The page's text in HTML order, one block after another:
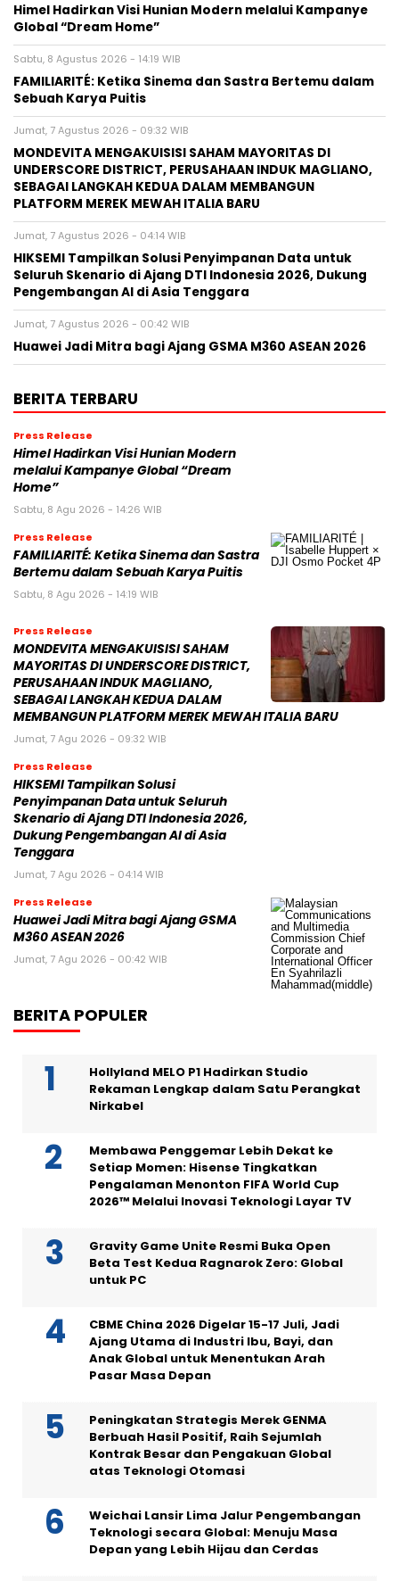
Himel Hadirkan Visi Hunian Modern melalui Kampanye
Global “Dream Home”
Sabtu, 8 Agustus 2026 - 14:19 WIB
FAMILIARITÉ: Ketika Sinema dan Sastra Bertemu dalam
Sebuah Karya Puitis
Jumat, 7 Agustus 2026 - 09:32 WIB
MONDEVITA MENGAKUISISI SAHAM MAYORITAS DI
UNDERSCORE DISTRICT, PERUSAHAAN INDUK MAGLIANO,
SEBAGAI LANGKAH KEDUA DALAM MEMBANGUN
PLATFORM MEREK MEWAH ITALIA BARU
Jumat, 7 Agustus 2026 - 04:14 WIB
HIKSEMI Tampilkan Solusi Penyimpanan Data untuk
Seluruh Skenario di Ajang DTI Indonesia 2026, Dukung
Pengembangan AI di Asia Tenggara
Jumat, 7 Agustus 2026 - 00:42 WIB
Huawei Jadi Mitra bagi Ajang GSMA M360 ASEAN 2026
BERITA TERBARU
Press Release
Himel Hadirkan Visi Hunian Modern
melalui Kampanye Global “Dream
Home”
Sabtu, 8 Agu 2026 - 14:26 WIB
Press Release
FAMILIARITÉ: Ketika Sinema dan Sastra
Bertemu dalam Sebuah Karya Puitis
Sabtu, 8 Agu 2026 - 14:19 WIB
Press Release
MONDEVITA MENGAKUISISI SAHAM
MAYORITAS DI UNDERSCORE DISTRICT,
PERUSAHAAN INDUK MAGLIANO,
SEBAGAI LANGKAH KEDUA DALAM
MEMBANGUN PLATFORM MEREK MEWAH ITALIA BARU
Jumat, 7 Agu 2026 - 09:32 WIB
Press Release
HIKSEMI Tampilkan Solusi
Penyimpanan Data untuk Seluruh
Skenario di Ajang DTI Indonesia 2026,
Dukung Pengembangan AI di Asia
Tenggara
Jumat, 7 Agu 2026 - 04:14 WIB
Press Release
Huawei Jadi Mitra bagi Ajang GSMA
M360 ASEAN 2026
Jumat, 7 Agu 2026 - 00:42 WIB
BERITA POPULER
Hollyland MELO P1 Hadirkan Studio
Rekaman Lengkap dalam Satu Perangkat
Nirkabel
Membawa Penggemar Lebih Dekat ke
Setiap Momen: Hisense Tingkatkan
Pengalaman Menonton FIFA World Cup
2026™ Melalui Inovasi Teknologi Layar TV
Gravity Game Unite Resmi Buka Open
Beta Test Kedua Ragnarok Zero: Global
untuk PC
CBME China 2026 Digelar 15-17 Juli, Jadi
Ajang Utama di Industri Ibu, Bayi, dan
Anak Global untuk Menentukan Arah
Pasar Masa Depan
Peningkatan Strategis Merek GENMA
Berbuah Hasil Positif, Raih Sejumlah
Kontrak Besar dan Pengakuan Global
atas Teknologi Otomasi
Weichai Lansir Lima Jalur Pengembangan
Teknologi secara Global: Menuju Masa
Depan yang Lebih Hijau dan Cerdas